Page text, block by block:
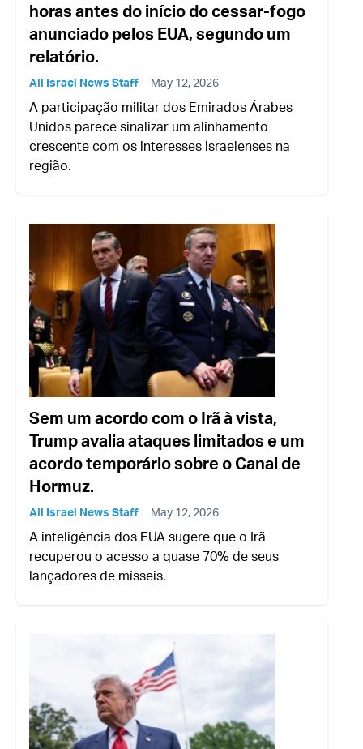
horas antes do início do cessar-fogo
anunciado pelos EUA, segundo um
relatório.
All Israel News Staff May 12, 2026
A participação militar dos Emirados Árabes
Unidos parece sinalizar um alinhamento
crescente com os interesses israelenses na
região.
Sem um acordo com o Irã à vista,
Trump avalia ataques limitados e um
acordo temporário sobre o Canal de
Hormuz.
All Israel News Staff May 12, 2026
A inteligência dos EUA sugere que o Irã
recuperou o acesso a quase 70% de seus
lançadores de mísseis.